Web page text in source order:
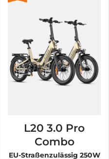
L20 3.0 Pro
Combo
EU-Straßenzulässig 250W